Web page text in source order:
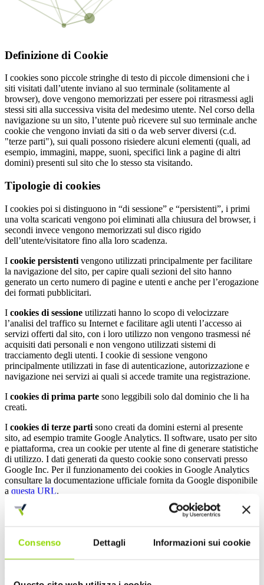
Consenso Dettagli Informazioni sui cookie
Definizione di Cookie
I cookies sono piccole stringhe di testo di piccole dimensioni che i
siti visitati dall’utente inviano al suo terminale (solitamente al
browser), dove vengono memorizzati per essere poi ritrasmessi agli
stessi siti alla successiva visita del medesimo utente. Nel corso della
navigazione su un sito, l’utente può ricevere sul suo terminale anche
cookie che vengono inviati da siti o da web server diversi (c.d.
"terze parti"), sui quali possono risiedere alcuni elementi (quali, ad
esempio, immagini, mappe, suoni, specifici link a pagine di altri
domini) presenti sul sito che lo stesso sta visitando.
Tipologie di cookies
I cookies poi si distinguono in “di sessione” e “persistenti”, i primi
una volta scaricati vengono poi eliminati alla chiusura del browser, i
secondi invece vengono memorizzati sul disco rigido
dell’utente/visitatore fino alla loro scadenza.
I cookie persistenti vengono utilizzati principalmente per facilitare
la navigazione del sito, per capire quali sezioni del sito hanno
generato un certo numero di pagine e utenti e anche per l’erogazione
dei formati pubblicitari.
I cookies di sessione utilizzati hanno lo scopo di velocizzare
l’analisi del traffico su Internet e facilitare agli utenti l’accesso ai
servizi offerti dal sito, con i loro utilizzo non vengono trasmessi né
acquisiti dati personali e non vengono utilizzati sistemi di
tracciamento degli utenti. I cookie di sessione vengono
principalmente utilizzati in fase di autenticazione, autorizzazione e
navigazione nei servizi ai quali si accede tramite una registrazione.
I cookies di prima parte sono leggibili solo dal dominio che li ha
creati.
I cookies di terze parti sono creati da domini esterni al presente
sito, ad esempio tramite Google Analytics. Il software, usato per sito
e piattaforma, crea un cookie per utente al fine di generare statistiche
di utilizzo. I dati generati da questo cookie sono conservati presso
Google Inc. Per il funzionamento dei cookies in Google Analytics
consultare la documentazione ufficiale fornita da Google disponibile
a questa URL.
In ogni caso, hai anche altre opzioni per navigare senza cookie.
I cookies sono collegati al browser utilizzato e possono essere